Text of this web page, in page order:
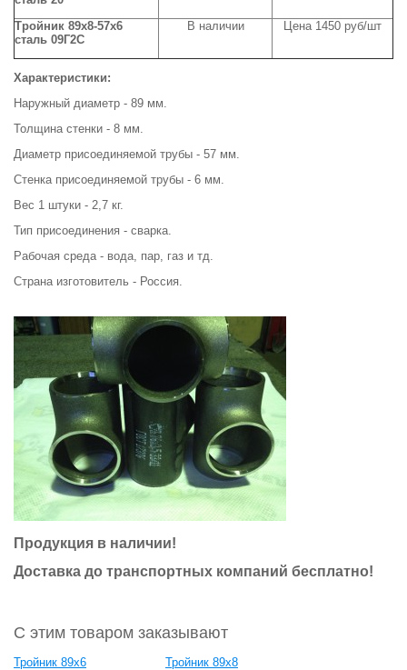
Тройник 89х8-57х6
сталь 09Г2С
В наличии Цена 1450 руб/шт
Характеристики:
Наружный диаметр - 89 мм.
Толщина стенки - 8 мм.
Диаметр присоединяемой трубы - 57 мм.
Стенка присоединяемой трубы - 6 мм.
Вес 1 штуки - 2,7 кг.
Тип присоединения - сварка.
Рабочая среда - вода, пар, газ и тд.
Страна изготовитель - Россия.
Продукция в наличии!
Доставка до транспортных компаний бесплатно!
С этим товаром заказывают
Тройник 89х6 Тройник 89х8